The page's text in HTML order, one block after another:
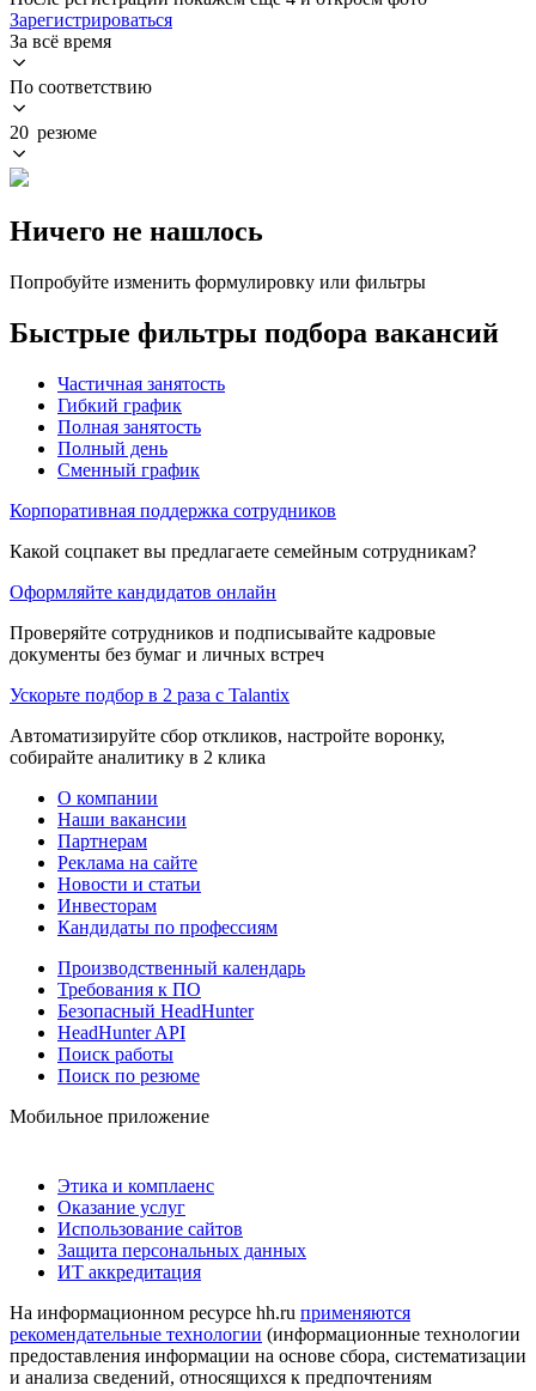
Зарегистрироваться
За всё время
По соответствию
20 резюме
Ничего не нашлось
Попробуйте изменить формулировку или фильтры
Быстрые фильтры подбора вакансий
Частичная занятость
Гибкий график
Полная занятость
Полный день
Сменный график
Корпоративная поддержка сотрудников
Какой соцпакет вы предлагаете семейным сотрудникам?
Оформляйте кандидатов онлайн
Проверяйте сотрудников и подписывайте кадровые
документы без бумаг и личных встреч
Ускорьте подбор в 2 раза с Talantix
Автоматизируйте сбор откликов, настройте воронку,
собирайте аналитику в 2 клика
О компании
Наши вакансии
Партнерам
Реклама на сайте
Новости и статьи
Инвесторам
Кандидаты по профессиям
Производственный календарь
Требования к ПО
Безопасный HeadHunter
HeadHunter API
Поиск работы
Поиск по резюме
Мобильное приложение
Этика и комплаенс
Оказание услуг
Использование сайтов
Защита персональных данных
ИТ аккредитация
На информационном ресурсе hh.ru применяются
рекомендательные технологии (информационные технологии
предоставления информации на основе сбора, систематизации
и анализа сведений, относящихся к предпочтениям